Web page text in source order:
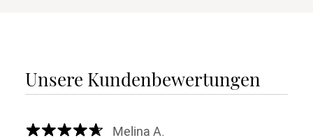
Unsere Kundenbewertungen
Melina A.